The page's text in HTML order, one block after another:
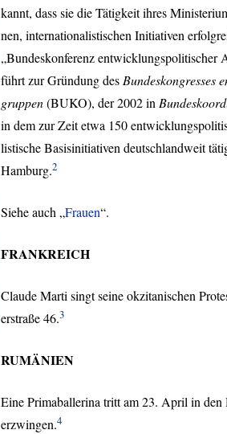
kannt, dass sie die Tätigkeit ihres
nen, internationalistischen Initiativen
„Bundeskonferenz entwicklungspolitischer
führt zur Gründung des Bundeskongresses
gruppen(BUKO), der 2002 in
in dem zur Zeit etwa 150
listische Basisinitiativen deutschlandweit
Hamburg.2
Siehe auch „Frauen“.
FRANKREICH
Claude Marti singt seine okzitanischen
erstraße 46.3
RUMÄNIEN
Eine Primaballerina tritt am 23. April in den
erzwingen.4